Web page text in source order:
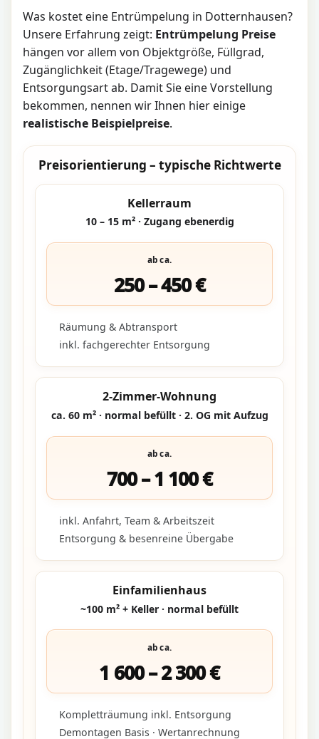
Was kostet eine Entrümpelung in Dotternhausen?
Unsere Erfahrung zeigt: Entrümpelung Preise
hängen vor allem von Objektgröße, Füllgrad,
Zugänglichkeit (Etage/Tragewege) und
Entsorgungsart ab. Damit Sie eine Vorstellung
bekommen, nennen wir Ihnen hier einige
realistische Beispielpreise.
Preisorientierung – typische Richtwerte
Kellerraum
10 – 15 m² · Zugang ebenerdig
ab ca.
250 – 450 €
Räumung & Abtransport
inkl. fachgerechter Entsorgung
2-Zimmer-Wohnung
ca. 60 m² · normal befüllt · 2. OG mit Aufzug
ab ca.
700 – 1 100 €
inkl. Anfahrt, Team & Arbeitszeit
Entsorgung & besenreine Übergabe
Einfamilienhaus
~100 m² + Keller · normal befüllt
ab ca.
1 600 – 2 300 €
Kompletträumung inkl. Entsorgung
Demontagen Basis · Wertanrechnung